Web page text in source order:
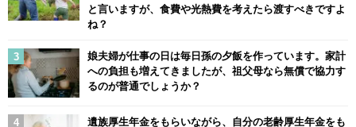
と言いますが、食費や光熱費を考えたら渡すべきですよ
ね？
娘夫婦が仕事の日は毎日孫の夕飯を作っています。家計
への負担も増えてきましたが、祖父母なら無償で協力す
るのが普通でしょうか？
遺族厚生年金をもらいながら、自分の老齢厚生年金をも